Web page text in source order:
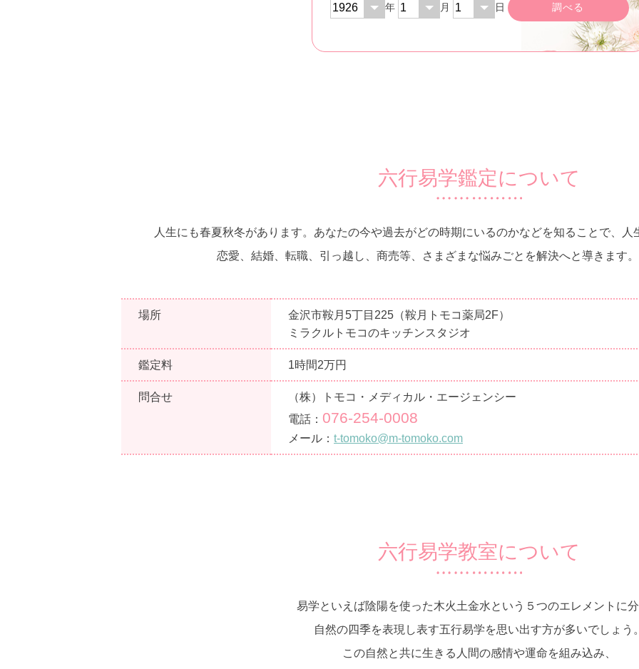
年 月 日 調べる
六行易学鑑定について
人生にも春夏秋冬があります。あなたの今や過去がどの時期にいるのかなどを知ることで、
恋愛、結婚、転職、引っ越し、商売等、さまざまな悩みごとを解決へと導きます
場所
金沢市鞍月5丁目225（鞍月トモコ薬局2F）
ミラクルトモコのキッチンスタジオ
鑑定料 1時間2万円
問合せ
（株）トモコ・メディカル・エージェンシー
電話： 076-254-0008
メール： t-tomoko@m-tomoko.com
六行易学教室について
易学といえば陰陽を使った木火土金水という５つのエレメントに
自然の四季を表現し表す五行易学を思い出す方が多いでしょう
この自然と共に生きる人間の感情や運命を組み込み、